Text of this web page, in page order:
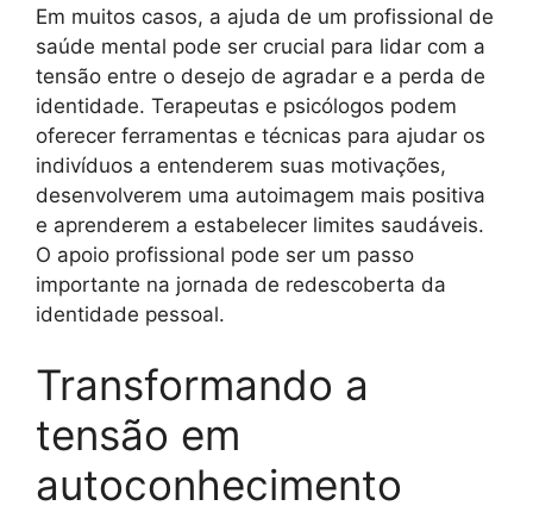
Em muitos casos, a ajuda de um profissional de
saúde mental pode ser crucial para lidar com a
tensão entre o desejo de agradar e a perda de
identidade. Terapeutas e psicólogos podem
oferecer ferramentas e técnicas para ajudar os
indivíduos a entenderem suas motivações,
desenvolverem uma autoimagem mais positiva
e aprenderem a estabelecer limites saudáveis.
O apoio profissional pode ser um passo
importante na jornada de redescoberta da
identidade pessoal.
Transformando a
tensão em
autoconhecimento